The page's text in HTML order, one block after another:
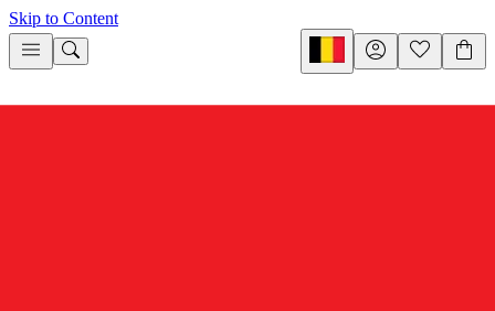
Skip to Content